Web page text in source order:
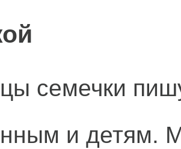
семечки
и детям.